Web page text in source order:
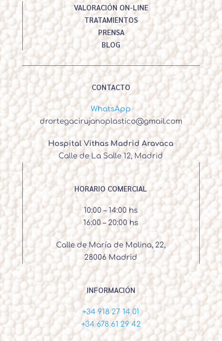
VALORACIÓN ON-LINE
TRATAMIENTOS
PRENSA
BLOG
CONTACTO
WhatsApp
drortegacirujanoplastico@gmail.com
Hospital Vithas Madrid Aravaca
Calle de La Salle 12, Madrid
HORARIO COMERCIAL
10:00 – 14:00 hs
16:00 – 20:00 hs
Calle de María de Molina, 22,
28006 Madrid
INFORMACIÓN
+34 918 27 14 01
+34 678 61 29 42